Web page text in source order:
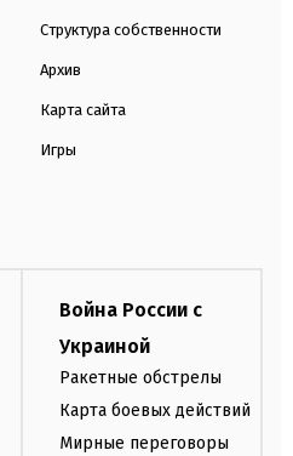
Структура собственности
Архив
Карта сайта
Игры
Война России с
Украиной
Ракетные обстрелы
Карта боевых действий
Мирные переговоры